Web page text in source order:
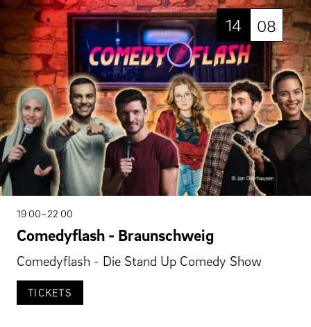
14 08
19 00–22 00
Comedyflash - Braunschweig
Comedyflash - Die Stand Up Comedy Show
TICKETS